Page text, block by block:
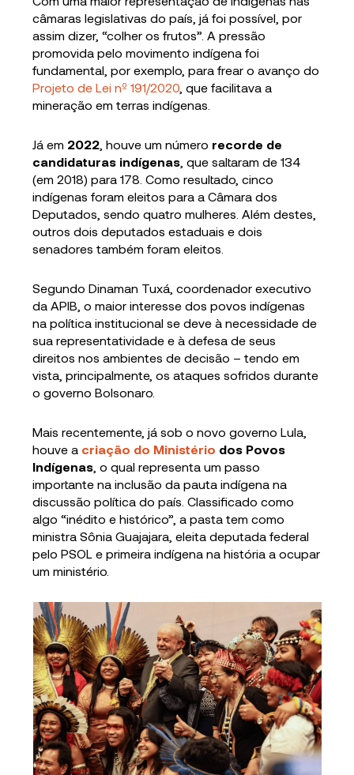
câmaras legislativas do país, já foi possível, por
assim dizer, “colher os frutos”. A pressão
promovida pelo movimento indígena foi
fundamental, por exemplo, para frear o avanço do
Projeto de Lei nº 191/2020 , que facilitava a
mineração em terras indígenas.
Já em 2022 , houve um número recorde de
candidaturas indígenas , que saltaram de 134
(em 2018) para 178. Como resultado, cinco
indígenas foram eleitos para a Câmara dos
Deputados, sendo quatro mulheres. Além destes,
outros dois deputados estaduais e dois
senadores também foram eleitos.
Segundo Dinaman Tuxá, coordenador executivo
da APIB, o maior interesse dos povos indígenas
na política institucional se deve à necessidade de
sua representatividade e à defesa de seus
direitos nos ambientes de decisão – tendo em
vista, principalmente, os ataques sofridos durante
o governo Bolsonaro.
Mais recentemente, já sob o novo governo Lula,
houve a criação do Ministério dos Povos
Indígenas , o qual representa um passo
importante na inclusão da pauta indígena na
discussão política do país. Classificado como
algo “inédito e histórico”, a pasta tem como
ministra Sônia Guajajara, eleita deputada federal
pelo PSOL e primeira indígena na história a ocupar
um ministério.